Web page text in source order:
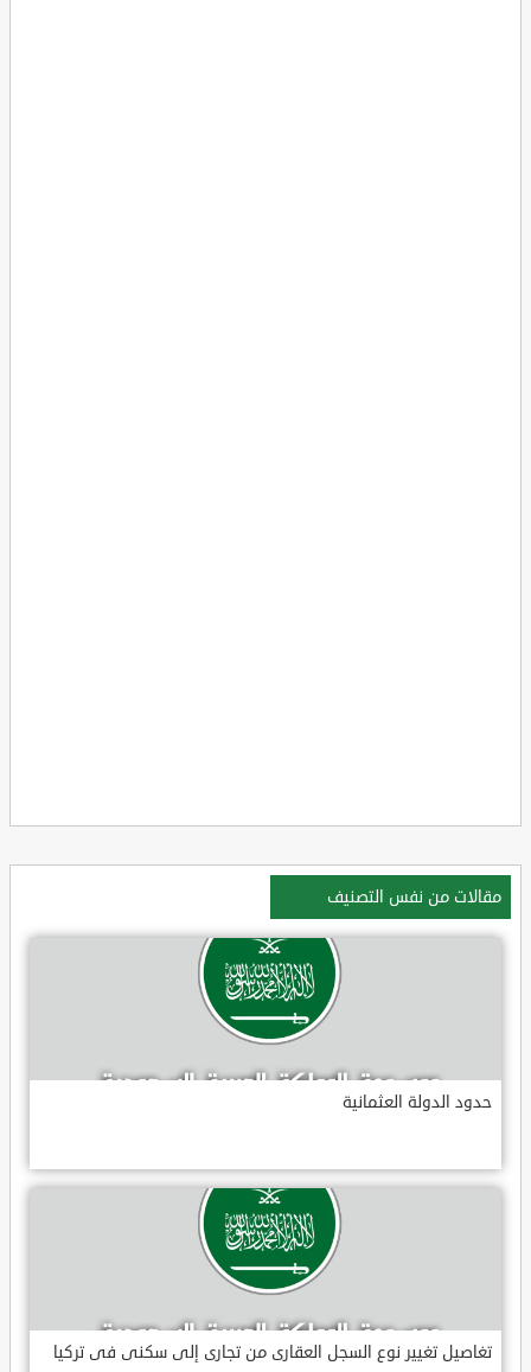
مقالات من نفس التصنيف
حدود الدولة العثمانية
تغاصيل تغيير نوع السجل العقارى من تجارى إلى سكنى فى تركيا